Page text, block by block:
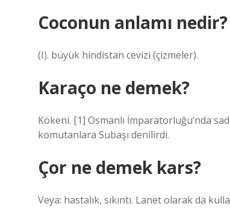
Coconun anlamı nedir?
(I). büyük hindistan cevizi (çizmeler).
Karaço ne demek?
Kökeni. [1] Osmanlı İmparatorluğu’nda
komutanlara Subaşı denilirdi.
Çor ne demek kars?
Veya: hastalık, sıkıntı. Lanet olarak da